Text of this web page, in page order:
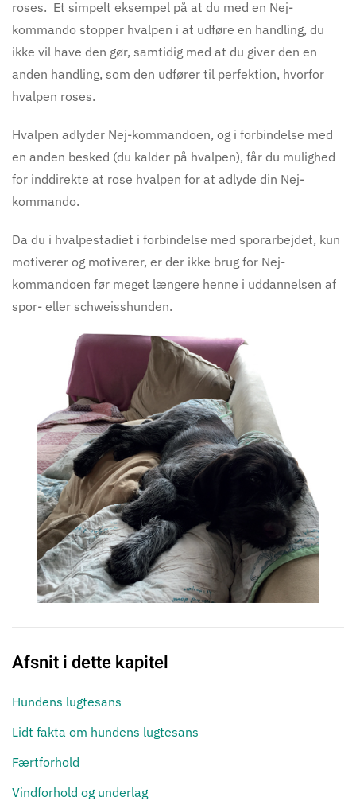
roses. Et simpelt eksempel på at du med en Nej-
kommando stopper hvalpen i at udføre en handling, du
ikke vil have den gør, samtidig med at du giver den en
anden handling, som den udfører til perfektion, hvorfor
hvalpen roses.
Hvalpen adlyder Nej-kommandoen, og i forbindelse med
en anden besked (du kalder på hvalpen), får du mulighed
for inddirekte at rose hvalpen for at adlyde din Nej-
kommando.
Da du i hvalpestadiet i forbindelse med sporarbejdet, kun
motiverer og motiverer, er der ikke brug for Nej-
kommandoen før meget længere henne i uddannelsen af
spor- eller schweisshunden.
Afsnit i dette kapitel
Hundens lugtesans
Lidt fakta om hundens lugtesans
Færtforhold
Vindforhold og underlag